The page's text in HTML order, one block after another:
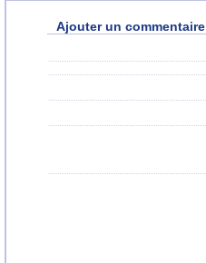
Ajouter un commentaire